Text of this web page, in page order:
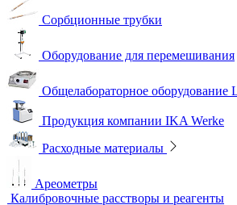
Нагревательные устройства
Колбонагреватели
Нагревательные плиты
Песчаные бани
Оборудование для лабораторий
ветеринарии
Оборудование для отбора проб воздуха
Аналитичесике фильтры
Аспираторы
Сорбционные трубки